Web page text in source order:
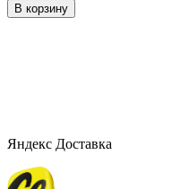
В корзину
Яндекс Доставка